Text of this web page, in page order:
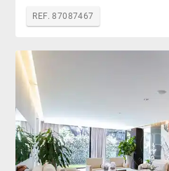
REF. 87087467